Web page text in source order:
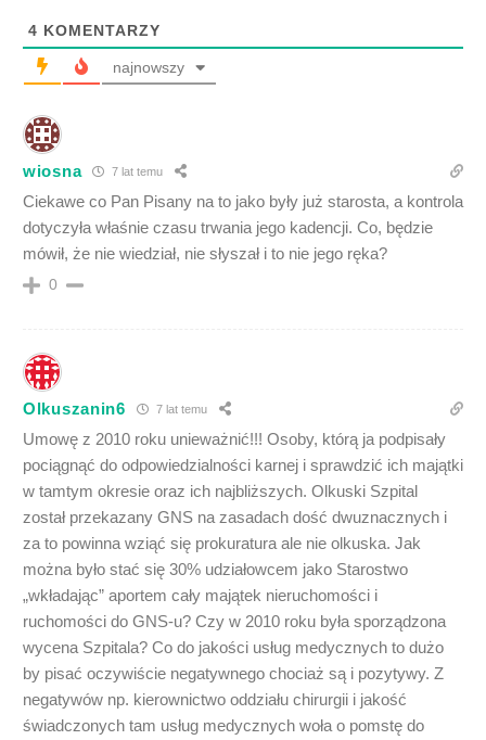
4 KOMENTARZY
najnowszy
wiosna 7 lat temu
Ciekawe co Pan Pisany na to jako były już starosta, a kontrola
dotyczyła właśnie czasu trwania jego kadencji. Co, będzie
mówił, że nie wiedział, nie słyszał i to nie jego ręka?
0
Olkuszanin6 7 lat temu
Umowę z 2010 roku unieważnić!!! Osoby, którą ja podpisały
pociągnąć do odpowiedzialności karnej i sprawdzić ich majątki
w tamtym okresie oraz ich najbliższych. Olkuski Szpital
został przekazany GNS na zasadach dość dwuznacznych i
za to powinna wziąć się prokuratura ale nie olkuska. Jak
można było stać się 30% udziałowcem jako Starostwo
„wkładając” aportem cały majątek nieruchomości i
ruchomości do GNS-u? Czy w 2010 roku była sporządzona
wycena Szpitala? Co do jakości usług medycznych to dużo
by pisać oczywiście negatywnego chociaż są i pozytywy. Z
negatywów np. kierownictwo oddziału chirurgii i jakość
świadczonych tam usług medycznych woła o pomstę do